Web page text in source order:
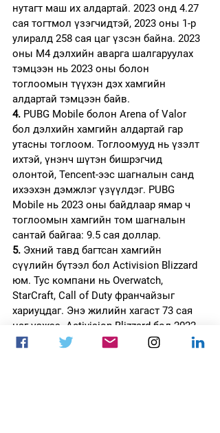
нутагт маш их алдартай. 2023 онд 4.27
сая тогтмол үзэгчидтэй, 2023 оны 1-р
улиралд 258 сая цаг үзсэн байна. 2023
оны M4 дэлхийн аварга шалгаруулах
тэмцээн нь 2023 оны болон
тоглоомын түүхэн дэх хамгийн
алдартай тэмцээн байв.
4. PUBG Mobile болон Arena of Valor
бол дэлхийн хамгийн алдартай гар
утасны тоглоом. Тоглоомууд нь үзэлт
ихтэй, үнэнч шүтэн бишрэгчид
олонтой, Tencent-ээс шагналын санд
ихээхэн дэмжлэг үзүүлдэг. PUBG
Mobile нь 2023 оны байдлаар ямар ч
тоглоомын хамгийн том шагналын
сантай байгаа: 9.5 сая доллар.
5. Эхний тавд багтсан хамгийн
сүүлийн бүтээл бол Activision Blizzard
юм. Тус компани нь Overwatch,
StarCraft, Call of Duty франчайзыг
хариуцдаг. Энэ жилийн хагаст 73 сая
цаг үзжээ. Activision Blizzard бол 2022
онд эхний 5-д ороогүй ч энэ жил